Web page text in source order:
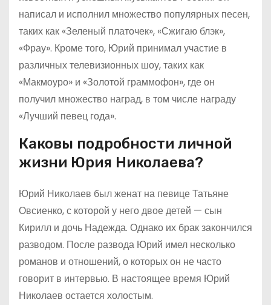
написал и исполнил множество популярных песен,
таких как «Зеленый платочек», «Сжигаю блэк»,
«Фрау». Кроме того, Юрий принимал участие в
различных телевизионных шоу, таких как
«Макмоуро» и «Золотой граммофон», где он
получил множество наград, в том числе награду
«Лучший певец года».
Каковы подробности личной
жизни Юрия Николаева?
Юрий Николаев был женат на певице Татьяне
Овсиенко, с которой у него двое детей — сын
Кирилл и дочь Надежда. Однако их брак закончился
разводом. После развода Юрий имел несколько
романов и отношений, о которых он не часто
говорит в интервью. В настоящее время Юрий
Николаев остается холостым.